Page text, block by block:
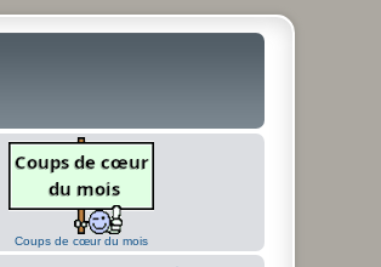
Coups de cœur du mois